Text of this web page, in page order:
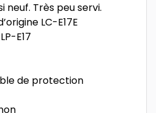
neuf. Très peu servi.
LC-E17E
E17
de protection